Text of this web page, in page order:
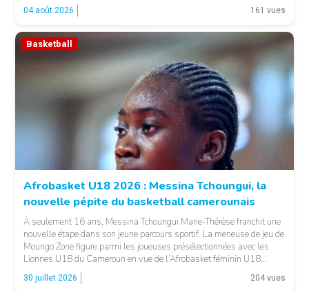
© Basket 237
italienne. LA SUITE APRÈS LA PUBLICITÉ Arrivé à Milan en 2024
pour un contrat de […]
04 août 2026 161 vues
Basketball
Afrobasket U18 2026 : Messina Tchoungui, la
nouvelle pépite du basketball camerounais
À seulement 16 ans, Messina Tchoungui Marie-Thérèse franchit une
nouvelle étape dans son jeune parcours sportif. La meneuse de jeu de
Moungo Zone figure parmi les joueuses présélectionnées avec les
Lionnes U18 du Cameroun en vue de l’Afrobasket féminin U18
2026, qui se déroulera à Abidjan, en Côte d’Ivoire. LA SUITE APRÈS
LA PUBLICITÉ […]
30 juillet 2026 204 vues